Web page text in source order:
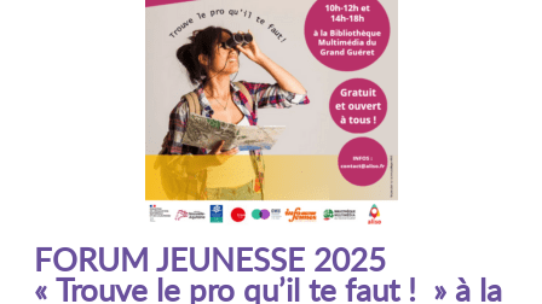
FORUM JEUNESSE 2025
« Trouve le pro qu’il te faut ! » à la